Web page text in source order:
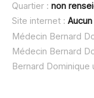
Quartier : non
Site internet :
Médecin Bernard
Médecin Bernard